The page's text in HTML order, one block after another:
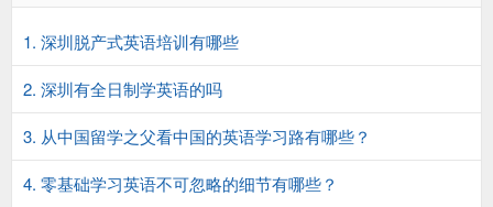
1. 深圳脱产式英语培训有哪些
2. 深圳有全日制学英语的吗
3. 从中国留学之父看中国的英语学习路有哪些？
4. 零基础学习英语不可忽略的细节有哪些？